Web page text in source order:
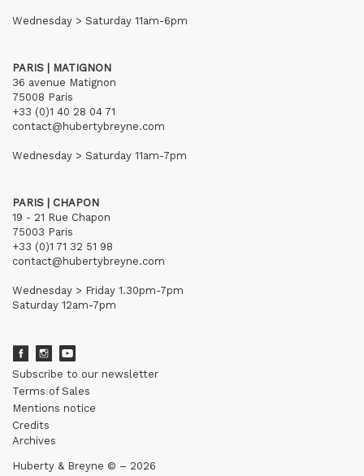
Wednesday > Saturday 11am-6pm
PARIS | MATIGNON
36 avenue Matignon
75008 Paris
+33 (0)1 40 28 04 71
contact@hubertybreyne.com
Wednesday > Saturday 11am-7pm
PARIS | CHAPON
19 - 21 Rue Chapon
75003 Paris
+33 (0)1 71 32 51 98
contact@hubertybreyne.com
Wednesday > Friday 1.30pm-7pm
Saturday 12am-7pm
Subscribe to our newsletter
Terms of Sales
Mentions notice
Credits
Archives
Huberty & Breyne © – 2026